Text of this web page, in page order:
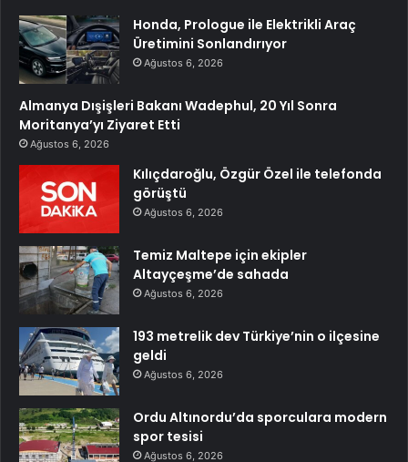
Honda, Prologue ile Elektrikli Araç
Üretimini Sonlandırıyor
Ağustos 6, 2026
Almanya Dışişleri Bakanı Wadephul, 20 Yıl Sonra
Moritanya’yı Ziyaret Etti
Ağustos 6, 2026
Kılıçdaroğlu, Özgür Özel ile telefonda
görüştü
Ağustos 6, 2026
Temiz Maltepe için ekipler
Altayçeşme’de sahada
Ağustos 6, 2026
193 metrelik dev Türkiye’nin o ilçesine
geldi
Ağustos 6, 2026
Ordu Altınordu’da sporculara modern
spor tesisi
Ağustos 6, 2026